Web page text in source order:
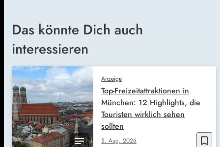
Das könnte Dich auch
interessieren
bookmark_border
Anzeige
5. Aug. 2026
Top-Freizeitattraktionen in
München: 12 Highlights, die
Touristen wirklich sehen
sollten